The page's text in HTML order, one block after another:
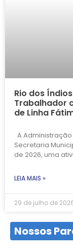
Rio dos
Trabalhador
de Linha
A
Secretaria
de 2026, uma
LEIA MAIS »
29 de julho de
Nossos